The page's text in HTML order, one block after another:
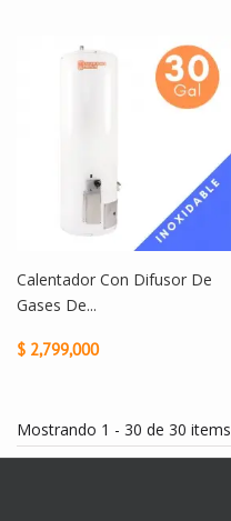
Calentador Con Difusor De
Gases De...
$ 2,799,000
Mostrando 1 - 30 de 30 items